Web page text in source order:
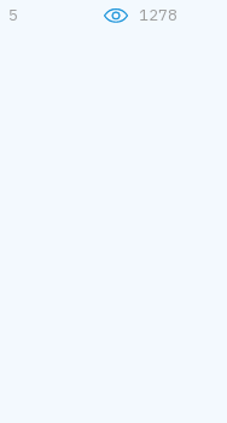
5 1278